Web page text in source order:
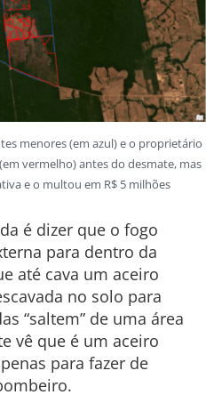
menores (em azul) e o proprietário
vermelho) antes do desmate, mas
e o multou em R$ 5 milhões
é dizer que o fogo
para dentro da
até cava um aceiro
no solo para
“saltem” de uma área
vê que é um aceiro
para fazer de